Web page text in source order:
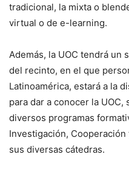
tradicional, la mixta o
virtual o de e-learning.
Además, la UOC tendrá un
del recinto, en el que
Latinoamérica, estará a la
para dar a conocer la
diversos programas
Investigación,
sus diversas cátedras.